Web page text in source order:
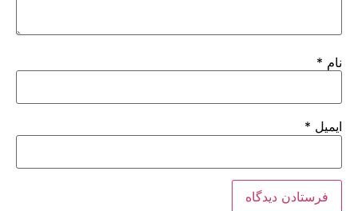
نام *
ایمیل *